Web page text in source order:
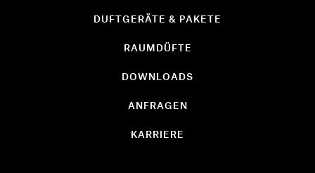
DUFTGERÄTE & PAKETE
RAUMDÜFTE
DOWNLOADS
ANFRAGEN
KARRIERE